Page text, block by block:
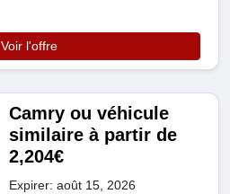
Voir l'offre
Camry ou véhicule
similaire à partir de
2,204€
Expirer: août 15, 2026